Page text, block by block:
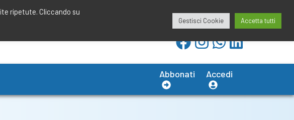
redazione@calciobresciano.it
Abbonati Accedi
ripetute. Cliccando su
Gestisci Cookie Accetta tutti